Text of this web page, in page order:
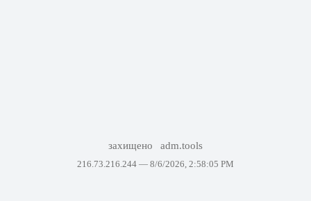
захищено adm.tools
216.73.216.244 — 8/6/2026, 2:58:05 PM